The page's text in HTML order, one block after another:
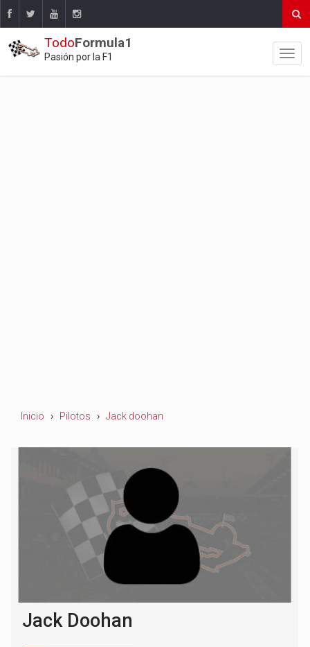
TodoFormula1
Pasión por la F1
Inicio Pilotos Jack doohan
Jack Doohan